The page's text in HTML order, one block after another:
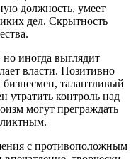
должность, умеет
дел. Скрытность
иногда выглядит
власти. Позитивно
талантливый
утратить контроль над
могут преграждать
с противоположным